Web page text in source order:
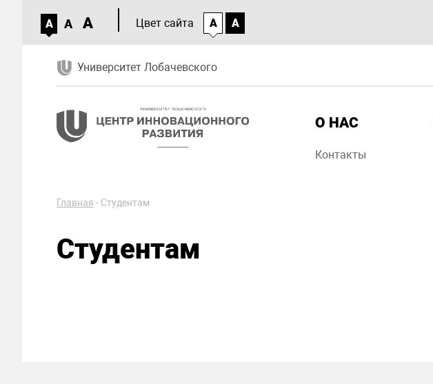
A A A Цвет сайта A A
Университет Лобачевского
О НАС
Контакты
Главная - Студентам
Студентам